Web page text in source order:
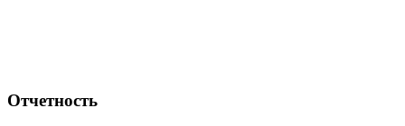
Отчетность